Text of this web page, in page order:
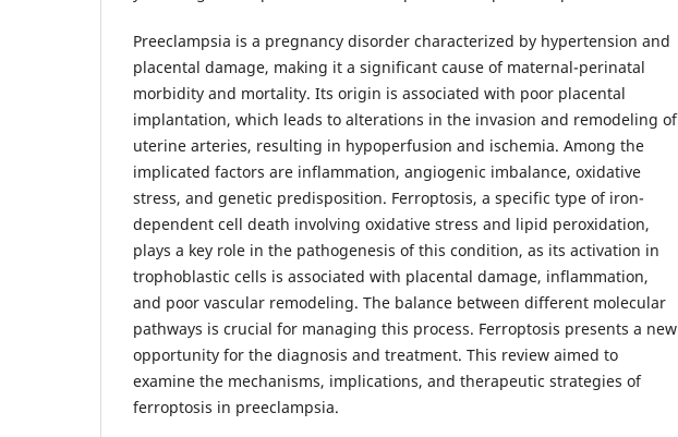
Preeclampsia is a pregnancy disorder characterized by hypertension and
placental damage, making it a significant cause of maternal-perinatal
morbidity and mortality. Its origin is associated with poor placental
implantation, which leads to alterations in the invasion and remodeling of
uterine arteries, resulting in hypoperfusion and ischemia. Among the
implicated factors are inflammation, angiogenic imbalance, oxidative
stress, and genetic predisposition. Ferroptosis, a specific type of iron-
dependent cell death involving oxidative stress and lipid peroxidation,
plays a key role in the pathogenesis of this condition, as its activation in
trophoblastic cells is associated with placental damage, inflammation,
and poor vascular remodeling. The balance between different molecular
pathways is crucial for managing this process. Ferroptosis presents a new
opportunity for the diagnosis and treatment. This review aimed to
examine the mechanisms, implications, and therapeutic strategies of
ferroptosis in preeclampsia.